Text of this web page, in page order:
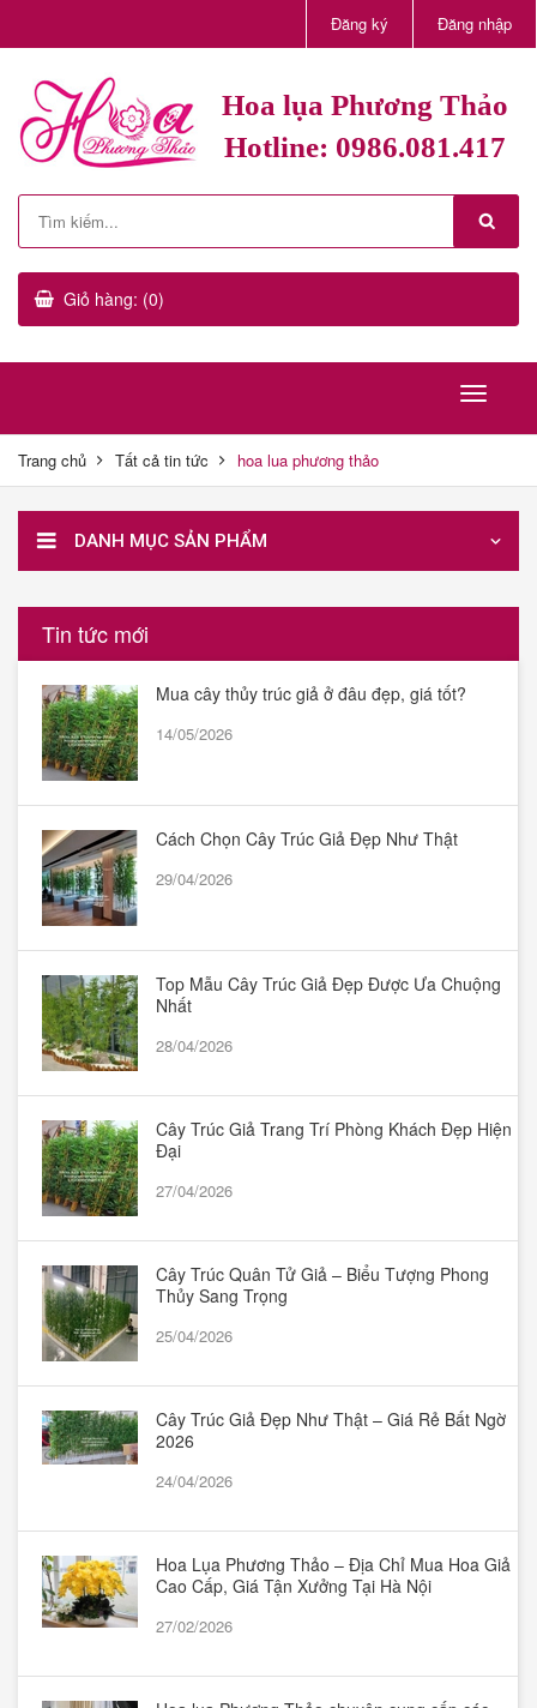
Đăng ký Đăng nhập
Hoa lụa Phương Thảo
Hotline: 0986.081.417
Giỏ hàng: (0)
Trang chủ Tất cả tin tức hoa lua phương thảo
DANH MỤC SẢN PHẨM
Tin tức mới
Mua cây thủy trúc giả ở đâu đẹp, giá tốt?
14/05/2026
Cách Chọn Cây Trúc Giả Đẹp Như Thật
29/04/2026
Top Mẫu Cây Trúc Giả Đẹp Được Ưa Chuộng
Nhất
28/04/2026
Cây Trúc Giả Trang Trí Phòng Khách Đẹp Hiện
Đại
27/04/2026
Cây Trúc Quân Tử Giả – Biểu Tượng Phong
Thủy Sang Trọng
25/04/2026
Cây Trúc Giả Đẹp Như Thật – Giá Rẻ Bất Ngờ
2026
24/04/2026
Hoa Lụa Phương Thảo – Địa Chỉ Mua Hoa Giả
Cao Cấp, Giá Tận Xưởng Tại Hà Nội
27/02/2026